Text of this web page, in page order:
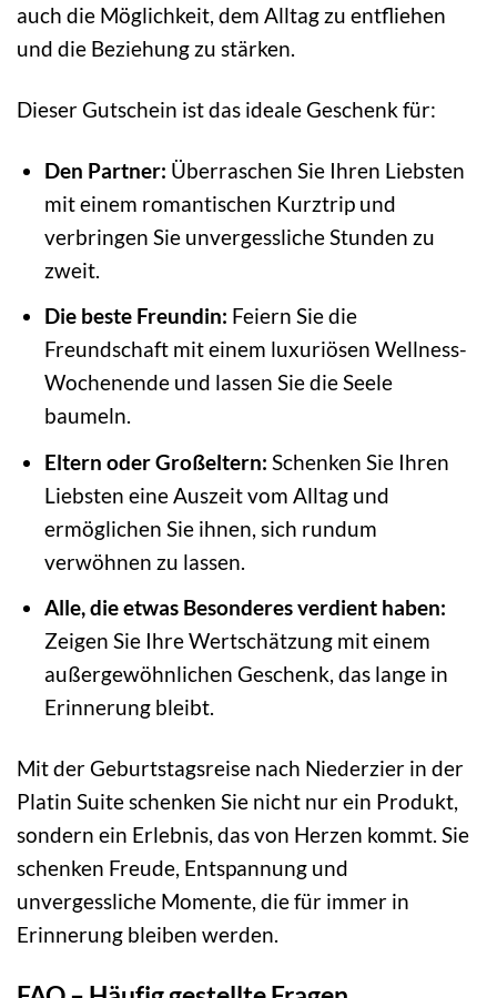
auch die Möglichkeit, dem Alltag zu entfliehen
und die Beziehung zu stärken.
Dieser Gutschein ist das ideale Geschenk für:
Den Partner: Überraschen Sie Ihren Liebsten
mit einem romantischen Kurztrip und
verbringen Sie unvergessliche Stunden zu
zweit.
Die beste Freundin: Feiern Sie die
Freundschaft mit einem luxuriösen Wellness-
Wochenende und lassen Sie die Seele
baumeln.
Eltern oder Großeltern: Schenken Sie Ihren
Liebsten eine Auszeit vom Alltag und
ermöglichen Sie ihnen, sich rundum
verwöhnen zu lassen.
Alle, die etwas Besonderes verdient haben:
Zeigen Sie Ihre Wertschätzung mit einem
außergewöhnlichen Geschenk, das lange in
Erinnerung bleibt.
Mit der Geburtstagsreise nach Niederzier in der
Platin Suite schenken Sie nicht nur ein Produkt,
sondern ein Erlebnis, das von Herzen kommt. Sie
schenken Freude, Entspannung und
unvergessliche Momente, die für immer in
Erinnerung bleiben werden.